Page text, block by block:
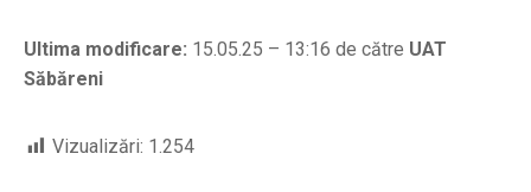
Ultima modificare: 15.05.25 – 13:16 de către UAT
Săbăreni
Vizualizări: 1.254